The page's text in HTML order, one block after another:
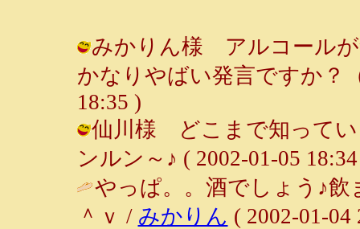
みかりん様 アルコール
かなりやばい発言ですか？
18:35 )
仙川様 どこまで知って
ンルン～♪ ( 2002-01-05
やっぱ。。酒でしょう♪
＾ｖ / みかりん ( 2002-01-04